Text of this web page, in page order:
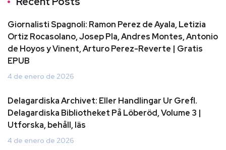
Giornalisti Spagnoli: Ramon Perez de Ayala, Letizia
Ortiz Rocasolano, Josep Pla, Andres Montes, Antonio
de Hoyos y Vinent, Arturo Perez-Reverte | Gratis
EPUB
4 de enero de 2026
Delagardiska Archivet: Eller Handlingar Ur Grefl.
Delagardiska Bibliotheket På Löberöd, Volume 3 |
Utforska, behåll, läs
4 de enero de 2026